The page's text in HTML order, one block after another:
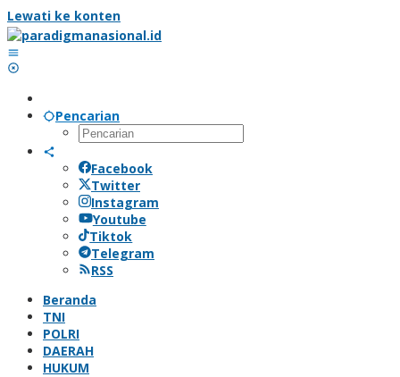
Lewati ke konten
Pencarian
Facebook
Twitter
Instagram
Youtube
Tiktok
Telegram
RSS
Beranda
TNI
POLRI
DAERAH
HUKUM